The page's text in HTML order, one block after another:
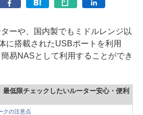
ーや、国内製でもミドルレンジ以
に搭載されたUSBポートを利用
易NASとして利用することができ
最低限チェックしたいルーター安心・便利
クの注意点